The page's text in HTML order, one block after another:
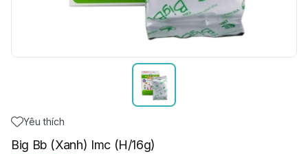
Yêu thích
Big Bb (Xanh) Imc (H/16g)